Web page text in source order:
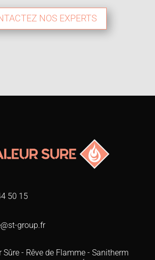
NOS EXPERTS
50 15
group.fr
Sûre - Rêve de Flamme - Sanitherm